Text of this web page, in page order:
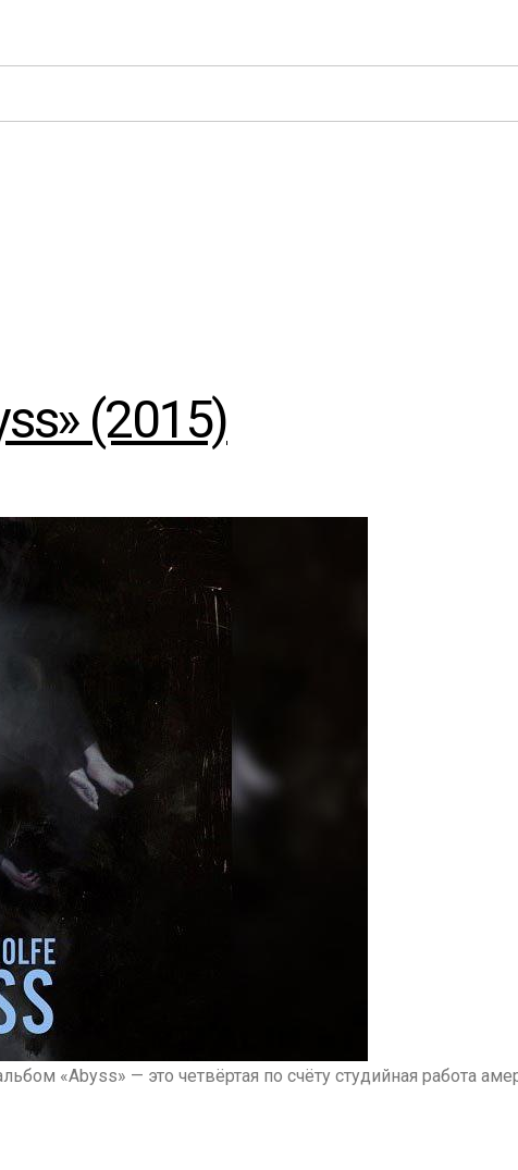
(2015)
«Abyss» — это четвёртая по счёту студийная работа